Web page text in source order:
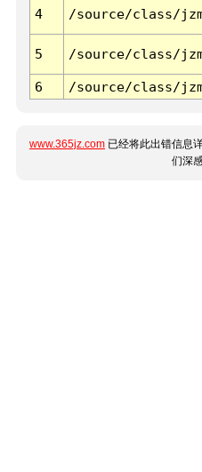
4 /source/class/
5 /source/class/
6 /source/class/
www.365jz.com 已经将此出错信息
们深